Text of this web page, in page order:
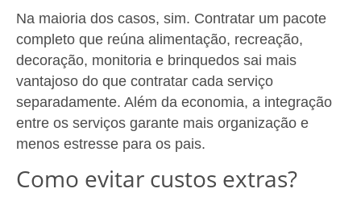
Na maioria dos casos, sim. Contratar um pacote
completo que reúna alimentação, recreação,
decoração, monitoria e brinquedos sai mais
vantajoso do que contratar cada serviço
separadamente. Além da economia, a integração
entre os serviços garante mais organização e
menos estresse para os pais.
Como evitar custos extras?